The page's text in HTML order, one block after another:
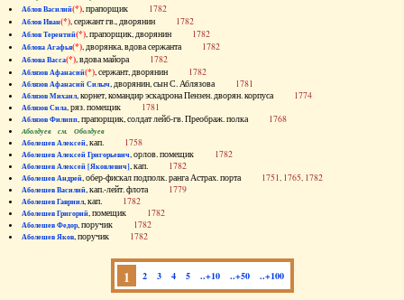
Аблов Василий(*), прапорщик 1782
Аблов Иван(*), сержант гв., дворянин 1782
Аблов Терентий(*), прапорщик, дворянин 1782
Аблова Агафья(*), дворянка, вдова сержанта 1782
Аблова Васса(*), вдова майора 1782
Аблязов Афанасий(*), сержант, дворянин 1782
Аблязов Афанасий Силыч, дворянин, сын С. Аблязова 1781
Аблязов Михаил, корнет, командир эскадрона Пензен. дворян. корпуса 1774
Аблязов Сила, ряз. помещик 1781
Аблязов Филипп, прапорщик, солдат лейб-гв. Преображ. полка 1768
Аболдуев см. Оболдуев
Аболешев Алексей, кап. 1758
Аболешев Алексей Григорьевич, орлов. помещик 1782
Аболешев Алексей [Яковлевич], кап. 1782
Аболешев Андрей, обер-фискал подполк. ранга Астрах. порта 1751, 1765, 1782
Аболешев Василий, кап.-лейт. флота 1779
Аболешев Гавриил, кап. 1782
Аболешев Григорий, помещик 1782
Аболешев Федор, поручик 1782
Аболешев Яков, поручик 1782
1 2 3 4 5 ..+10 ..+50 ..+100